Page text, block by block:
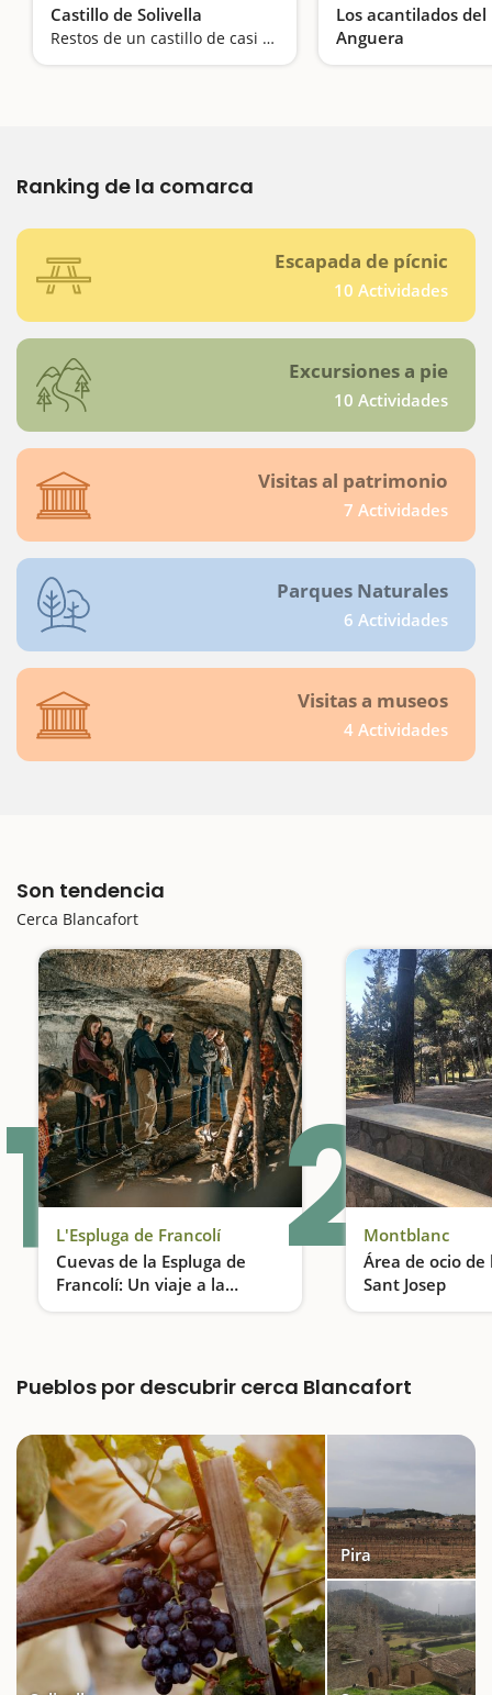
Castillo de Solivella
Restos de un castillo de casi mil años
Los acantilados del
Anguera
Ranking de la comarca
Escapada de pícnic
10 Actividades
Excursiones a pie
10 Actividades
Visitas al patrimonio
7 Actividades
Parques Naturales
6 Actividades
Visitas a museos
4 Actividades
Son tendencia
Cerca Blancafort
1 L'Espluga de Francolí
Cuevas de la Espluga de
Francolí: Un viaje a la
prehistoria
Una de las cuevas más largas del mundo
2Montblanc
Área de ocio
Sant Josep
Pueblos por descubrir cerca Blancafort
Pira